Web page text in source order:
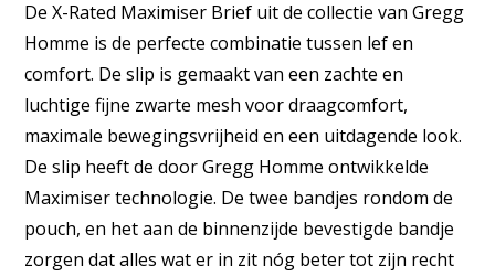
De X-Rated Maximiser Brief uit de collectie van Gregg
Homme is de perfecte combinatie tussen lef en
comfort. De slip is gemaakt van een zachte en
luchtige fijne zwarte mesh voor draagcomfort,
maximale bewegingsvrijheid en een uitdagende look.
De slip heeft de door Gregg Homme ontwikkelde
Maximiser technologie. De twee bandjes rondom de
pouch, en het aan de binnenzijde bevestigde bandje
zorgen dat alles wat er in zit nóg beter tot zijn recht